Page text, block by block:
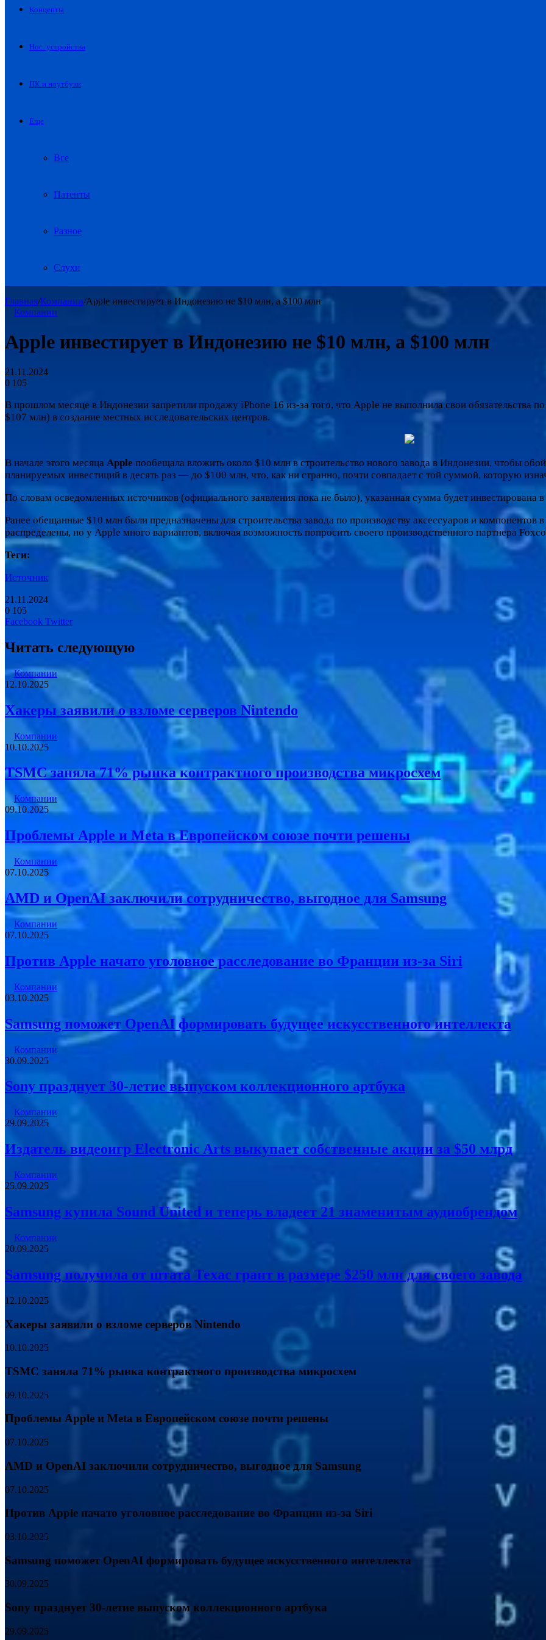
Концепты
Нос. устройства
ПК и ноутбуки
Еще
Все
Патенты
Разное
Слухи
Главная/Компании/Apple инвестирует в Индонезию не $10 млн, а $100 млн
Компании
Apple инвестирует в Индонезию не $10 млн, а $100 млн
21.11.2024
0 105
В прошлом месяце в Индонезии запретили продажу iPhone 16 из-за того, что Apple не выполнила свои обязательства
$107 млн) в создание местных исследовательских центров.
В начале этого месяца Apple пообещала вложить около $10 млн в строительство нового завода в Индонезии, чтобы
планируемых инвестиций в десять раз — до $100 млн, что, как ни странно, почти совпадает с той суммой, которую
По словам осведомленных источников (официального заявления пока не было), указанная сумма будет инвестирована
Ранее обещанные $10 млн были предназначены для строительства завода по производству аксессуаров и компонентов
распределены, но у Apple много вариантов, включая возможность попросить своего производственного партнера
Теги:
Источник
21.11.2024
0 105
Facebook TwitterLinkedIn
Pinterest
Вконтакте
Одноклассники
Skype
WhatsApp
Telegram
Viber
Читать следующую
Компании
12.10.2025
Хакеры заявили о взломе серверов Nintendo
Компании
10.10.2025
TSMC заняла 71% рынка контрактного производства микросхем
Компании
09.10.2025
Проблемы Apple и Meta в Европейском союзе почти решены
Компании
07.10.2025
AMD и OpenAI заключили сотрудничество, выгодное для Samsung
Компании
07.10.2025
Против Apple начато уголовное расследование во Франции из-за Siri
Компании
03.10.2025
Samsung поможет OpenAI формировать будущее искусственного интеллекта
Компании
30.09.2025
Sony празднует 30-летие выпуском коллекционного артбука
Компании
29.09.2025
Издатель видеоигр Electronic Arts выкупает собственные акции за $50 млрд
Компании
25.09.2025
Samsung купила Sound United и теперь владеет 21 знаменитым аудиобрендом
Компании
20.09.2025
Samsung получила от штата Техас грант в размере $250 млн для своего завода
12.10.2025
Хакеры заявили о взломе серверов Nintendo
10.10.2025
TSMC заняла 71% рынка контрактного производства микросхем
09.10.2025
Проблемы Apple и Meta в Европейском союзе почти решены
07.10.2025
AMD и OpenAI заключили сотрудничество, выгодное для Samsung
07.10.2025
Против Apple начато уголовное расследование во Франции из-за Siri
03.10.2025
Samsung поможет OpenAI формировать будущее искусственного интеллекта
30.09.2025
Sony празднует 30-летие выпуском коллекционного артбука
29.09.2025